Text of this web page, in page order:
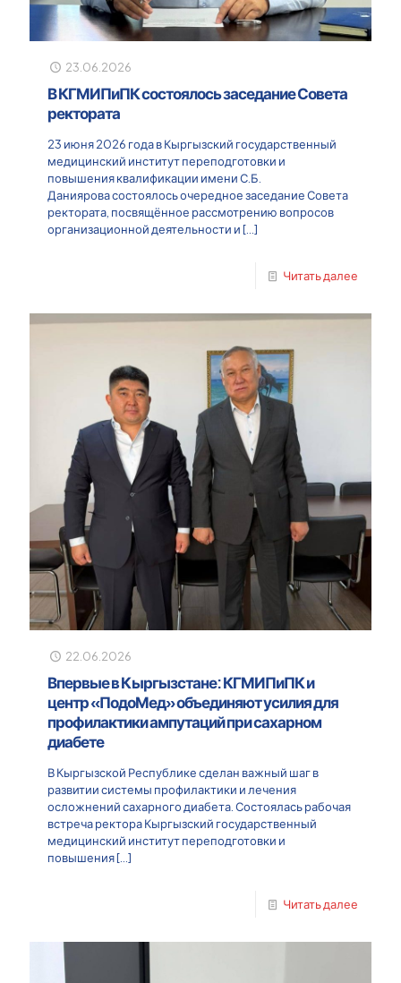
23.06.2026
В КГМИПиПК состоялось заседание Совета
ректората
23 июня 2026 года в Кыргызский государственный
медицинский институт переподготовки и
повышения квалификации имени С.Б.
Даниярова состоялось очередное заседание Совета
ректората, посвящённое рассмотрению вопросов
организационной деятельности и[…]
Читать далее
22.06.2026
Впервые в Кыргызстане: КГМИПиПК и
центр «ПодоМед» объединяют усилия для
профилактики ампутаций при сахарном
диабете
В Кыргызской Республике сделан важный шаг в
развитии системы профилактики и лечения
осложнений сахарного диабета. Состоялась рабочая
встреча ректора Кыргызский государственный
медицинский институт переподготовки и
повышения[…]
Читать далее